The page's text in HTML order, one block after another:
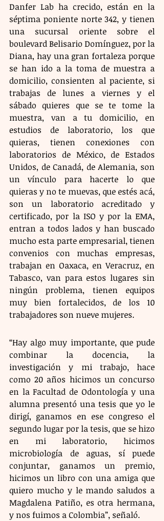
Danfer Lab ha crecido, están en la
séptima poniente norte 342, y tienen
una sucursal oriente sobre el
boulevard Belisario Domínguez, por la
Diana, hay una gran fortaleza porque
se han ido a la toma de muestra a
domicilio, consienten al paciente, si
trabajas de lunes a viernes y el
sábado quieres que se te tome la
muestra, van a tu domicilio, en
estudios de laboratorio, los que
quieras, tienen conexiones con
laboratorios de México, de Estados
Unidos, de Canadá, de Alemania, son
un vínculo para hacerte lo que
quieras y no te muevas, que estés acá,
son un laboratorio acreditado y
certificado, por la ISO y por la EMA,
entran a todos lados y han buscado
mucho esta parte empresarial, tienen
convenios con muchas empresas,
trabajan en Oaxaca, en Veracruz, en
Tabasco, van para estos lugares sin
ningún problema, tienen equipos
muy bien fortalecidos, de los 10
trabajadores son nueve mujeres.
“Hay algo muy importante, que pude
combinar la docencia, la
investigación y mi trabajo, hace
como 20 años hicimos un concurso
en la Facultad de Odontología y una
alumna presentó una tesis que yo le
dirigí, ganamos en ese congreso el
segundo lugar por la tesis, que se hizo
en mi laboratorio, hicimos
microbiología de aguas, sí puede
conjuntar, ganamos un premio,
hicimos un libro con una amiga que
quiero mucho y le mando saludos a
Magdalena Patiño, es otra hermana,
y nos fuimos a Colombia”, señaló.